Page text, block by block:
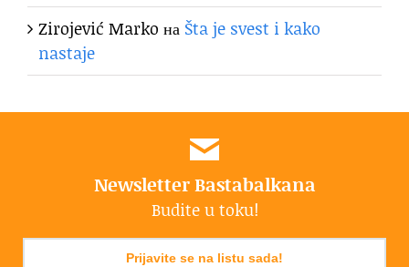
Zirojević Marko на Šta je svest i kako
nastaje
Newsletter Bastabalkana
Budite u toku!
Prijavite se na listu sada!